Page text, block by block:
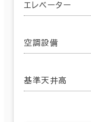
エレベーター
空調設備
基準天井高